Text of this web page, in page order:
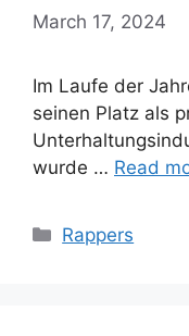
March 17, 2024
Im Laufe der
seinen Platz als
wurde … Read
Categories
Rappers